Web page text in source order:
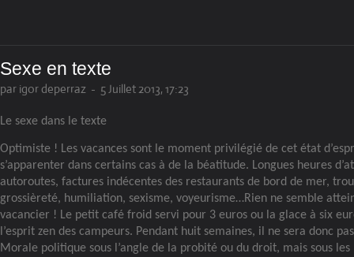
Sexe en texte
par igor deperraz - 5 Juillet 2013, 17:23
Le sexe dans le texte
Optimiste ! Les vacances sont le moment privilégié de cet état
s’apparenter dans certains cas à de la béatitude. Longues heures
autoroutes, factures indécentes des restaurants de bord de mer,
grossièreté, humiliation, sexisme, voyeurisme…Rien ne semble
vacancier ! Le petit café froid servi pour 3 euros ou la glace à six
l’esprit zen des campeurs. Pendant huit semaines, il ne sera donc
Morale politique sous l’angle de la probité ou du droit, mais sous